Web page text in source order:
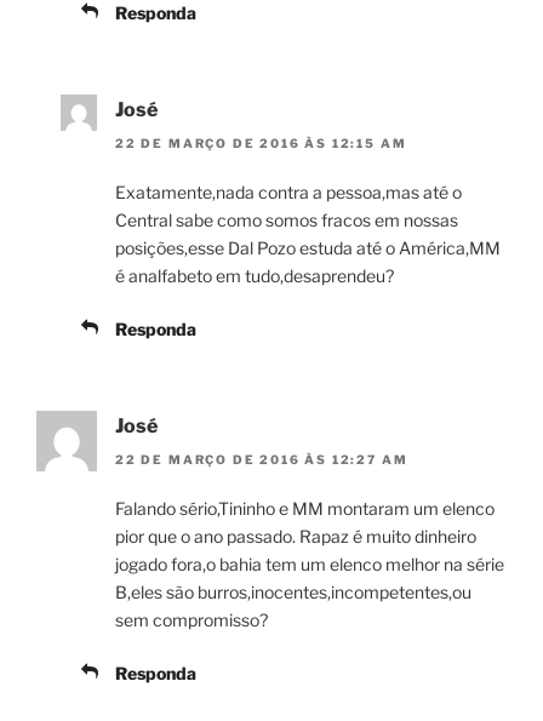
Responda
José
22 DE MARÇO DE 2016 ÀS 12:15 AM
Exatamente,nada contra a pessoa,mas até o
Central sabe como somos fracos em nossas
posições,esse Dal Pozo estuda até o América,MM
é analfabeto em tudo,desaprendeu?
Responda
José
22 DE MARÇO DE 2016 ÀS 12:27 AM
Falando sério,Tininho e MM montaram um elenco
pior que o ano passado. Rapaz é muito dinheiro
jogado fora,o bahia tem um elenco melhor na série
B,eles são burros,inocentes,incompetentes,ou
sem compromisso?
Responda